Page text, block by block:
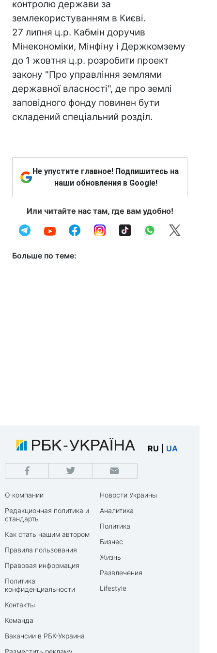
контролю держави за
землекористуванням в Києві.
27 липня ц.р. Кабмін доручив
Мінекономіки, Мінфіну і Держкомзему
до 1 жовтня ц.р. розробити проект
закону "Про управління землями
державної власності", де про землі
заповідного фонду повинен бути
складений спеціальний розділ.
Не упустите главное! Подпишитесь на
наши обновления в Google!
Или читайте нас там, где вам удобно!
Больше по теме:
RU UA
О компании
Редакционная политика и
стандарты
Как стать нашим автором
Правила пользования
Правовая информация
Политика
конфиденциальности
Контакты
Команда
Вакансии в РБК-Украина
Разместить рекламу
Новости Украины
Аналитика
Политика
Бизнес
Жизнь
Развлечения
Lifestyle